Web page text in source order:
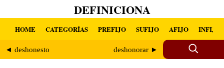
DEFINICIONA
HOME CATEGORÍAS PREFIJO SUFIJO AFIJO INFIJO
◄ deshonesto deshonorar ►